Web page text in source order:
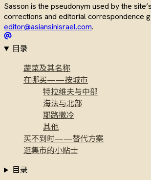
Sasson is the pseudonym used by the
corrections and editorial correspondence
editor@asiansinisrael.com.
目录
蔬菜及其名称
在哪买——按城市
特拉维夫与中部
海法与北部
耶路撒冷
其他
买不到时——替代方案
逛集市的小贴士
目录